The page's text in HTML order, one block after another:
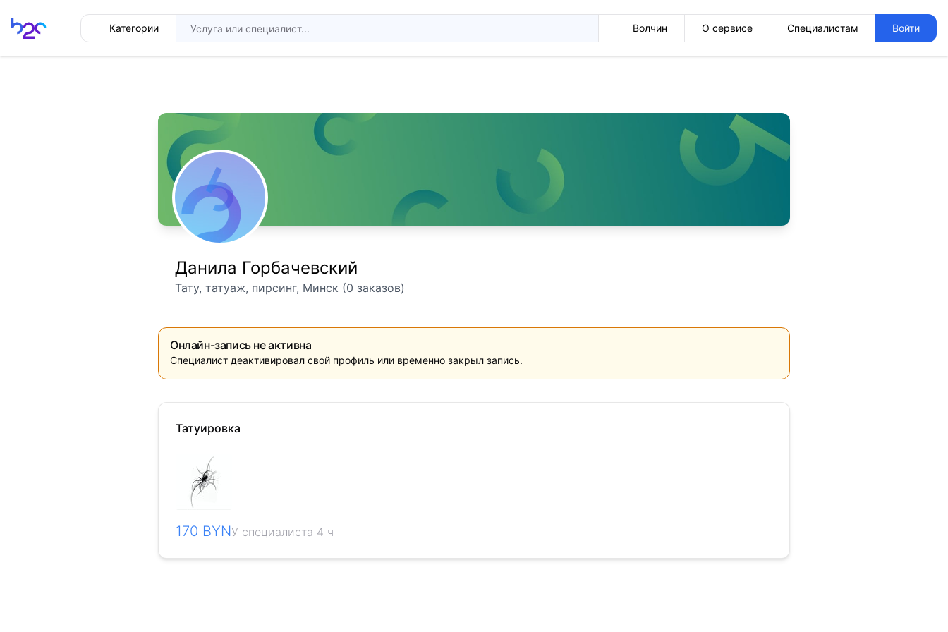
Главная Категории Волчин О сервисе Специалистам Войти
Данила Горбачевский
Тату, татуаж, пирсинг, Минск (0 заказов)
Онлайн-запись не активна
Специалист деактивировал свой профиль или временно закрыл запись.
Татуировка
170 BYNУ специалиста 4 ч